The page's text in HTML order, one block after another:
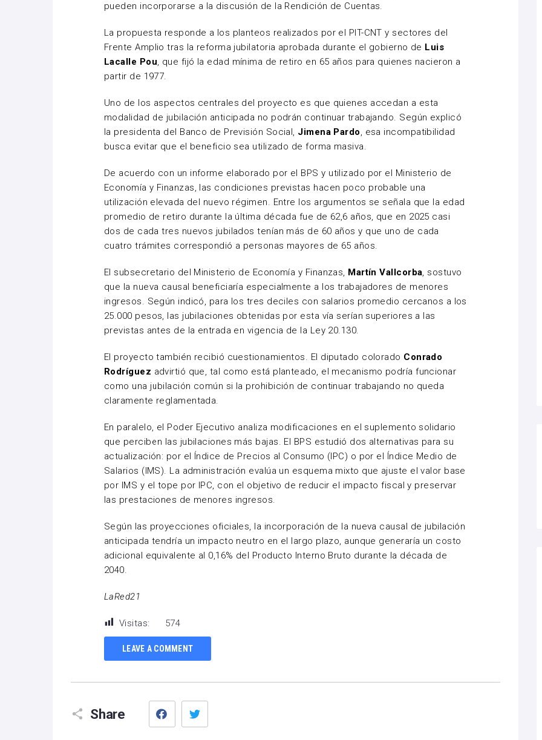
pueden incorporarse a la discusión de la Rendición de Cuentas.
La propuesta responde a los planteos realizados por el PIT-CNT y sectores del
Frente Amplio tras la reforma jubilatoria aprobada durante el gobierno de Luis
Lacalle Pou, que fijó la edad mínima de retiro en 65 años para quienes nacieron a
partir de 1977.
Uno de los aspectos centrales del proyecto es que quienes accedan a esta
modalidad de jubilación anticipada no podrán continuar trabajando. Según explicó
la presidenta del Banco de Previsión Social, Jimena Pardo, esa incompatibilidad
busca evitar que el beneficio sea utilizado de forma masiva.
De acuerdo con un informe elaborado por el BPS y utilizado por el Ministerio de
Economía y Finanzas, las condiciones previstas hacen poco probable una
utilización elevada del nuevo régimen. Entre los argumentos se señala que la edad
promedio de retiro durante la última década fue de 62,6 años, que en 2025 casi
dos de cada tres nuevos jubilados tenían más de 60 años y que uno de cada
cuatro trámites correspondió a personas mayores de 65 años.
El subsecretario del Ministerio de Economía y Finanzas, Martín Vallcorba, sostuvo
que la nueva causal beneficiaría especialmente a los trabajadores de menores
ingresos. Según indicó, para los tres deciles con salarios promedio cercanos a los
25.000 pesos, las jubilaciones obtenidas por esta vía serían superiores a las
previstas antes de la entrada en vigencia de la Ley 20.130.
El proyecto también recibió cuestionamientos. El diputado colorado Conrado
Rodríguez advirtió que, tal como está planteado, el mecanismo podría funcionar
como una jubilación común si la prohibición de continuar trabajando no queda
claramente reglamentada.
En paralelo, el Poder Ejecutivo analiza modificaciones en el suplemento solidario
que perciben las jubilaciones más bajas. El BPS estudió dos alternativas para su
actualización: por el Índice de Precios al Consumo (IPC) o por el Índice Medio de
Salarios (IMS). La administración evalúa un esquema mixto que ajuste el valor base
por IMS y el tope por IPC, con el objetivo de reducir el impacto fiscal y preservar
las prestaciones de menores ingresos.
Según las proyecciones oficiales, la incorporación de la nueva causal de jubilación
anticipada tendría un impacto neutro en el largo plazo, aunque generaría un costo
adicional equivalente al 0,16% del Producto Interno Bruto durante la década de
2040.
LaRed21
Visitas: 574
LEAVE A COMMENT
Share
Facebook